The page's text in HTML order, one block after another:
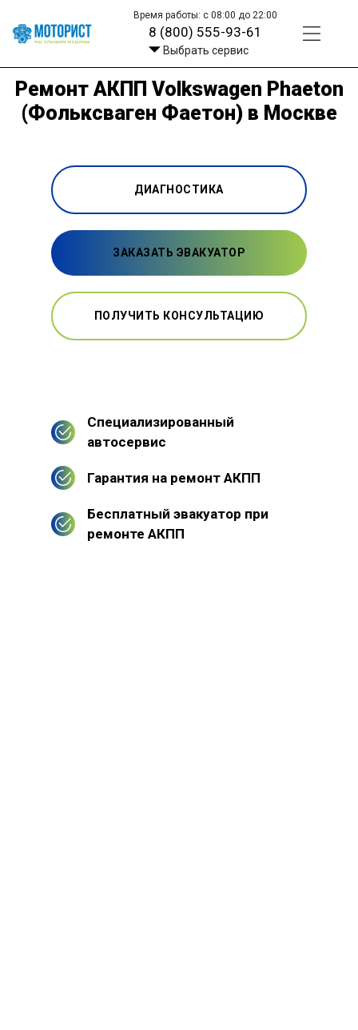
Время работы: с 08:00 до 22:00
8 (800) 555-93-61
Выбрать сервис
Ремонт АКПП Volkswagen Phaeton
(Фольксваген Фаетон) в Москве
ДИАГНОСТИКА
ЗАКАЗАТЬ ЭВАКУАТОР
ПОЛУЧИТЬ КОНСУЛЬТАЦИЮ
Специализированный
автосервис
Гарантия на ремонт АКПП
Бесплатный эвакуатор при
ремонте АКПП